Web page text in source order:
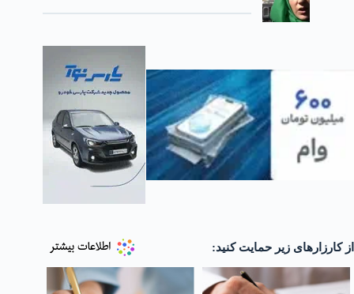
از کارزارهای زیر حمایت کنید: